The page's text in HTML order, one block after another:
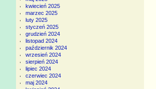
kwiecień 2025
marzec 2025
luty 2025
styczeń 2025
grudzień 2024
listopad 2024
październik 2024
wrzesień 2024
sierpień 2024
lipiec 2024
czerwiec 2024
maj 2024